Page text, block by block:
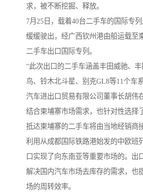
求，被不断挖掘、释放。
7月25日，载着40台二手车的国际专
缓缓驶出，经广西钦州港由船运载至
二手车出口国际专列。
“此次出口的二手车涵盖丰田威驰、
鸟、铃木北斗星、别克GL8等11个车
汽车进出口贸易有限公司董事长胡伟
结合柬埔寨市场需求，也针对性选择
抵达柬埔寨的二手车将由当地经销商
利用从成都国际铁路港始发的中欧班
口实现了向东南亚等重要市场的。出
解决国内汽车市场去库存的需求，也
场的周转效率。